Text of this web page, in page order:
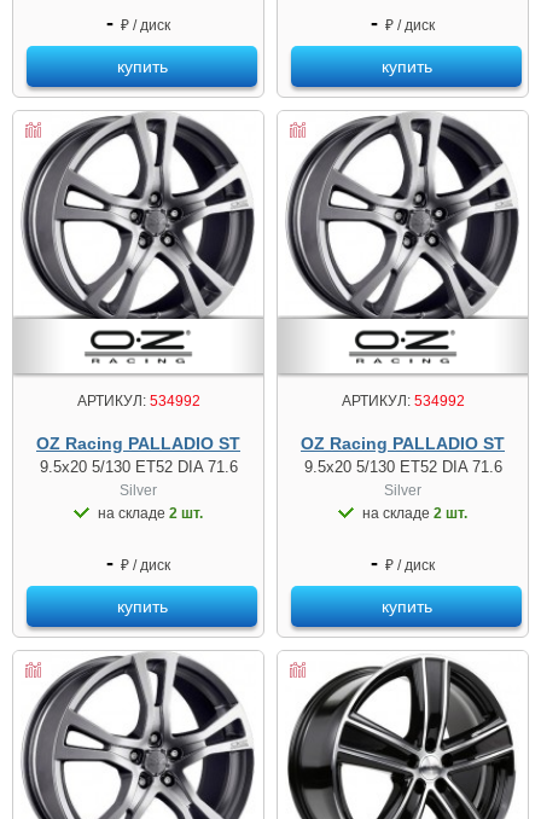
- ₽ / диск
купить
- ₽ / диск
купить
АРТИКУЛ:534992
OZ Racing PALLADIO ST
9.5x20 5/130 ET52 DIA 71.6
Silver
на складе 2 шт.
- ₽ / диск
купить
АРТИКУЛ:534992
OZ Racing PALLADIO ST
9.5x20 5/130 ET52 DIA 71.6
Silver
на складе 2 шт.
- ₽ / диск
купить